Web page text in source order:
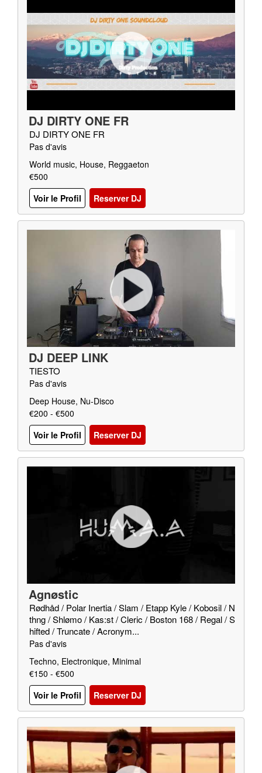
DJ DIRTY ONE FR
DJ DIRTY ONE FR
Pas d'avis
World music, House, Reggaeton
€500
Voir le Profil
Reserver DJ
DJ DEEP LINK
TIESTO
Pas d'avis
Deep House, Nu-Disco
€200 - €500
Voir le Profil
Reserver DJ
Agnøstic
Rødhåd / Polar Inertia / Slam / Etapp Kyle / Kobosil / N
thng / Shlømo / Kas:st / Cleric / Boston 168 / Regal / S
hifted / Truncate / Acronym...
Pas d'avis
Techno, Electronique, Minimal
€150 - €500
Voir le Profil
Reserver DJ